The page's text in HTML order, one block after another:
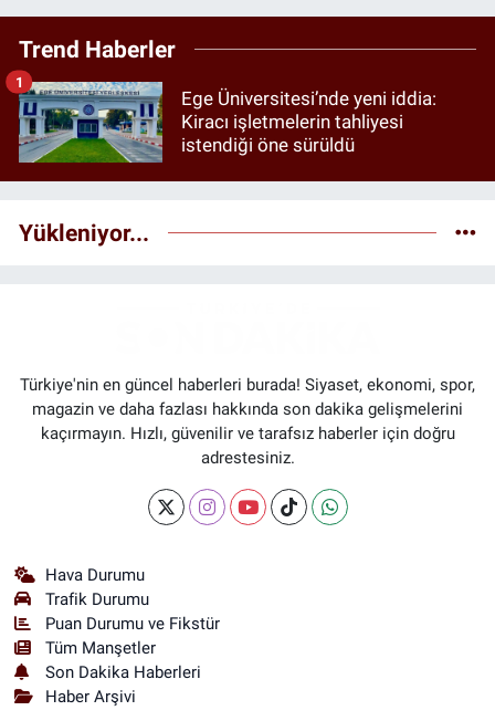
Trend Haberler
Ege Üniversitesi’nde yeni iddia:
Kiracı işletmelerin tahliyesi
istendiği öne sürüldü
1
Yükleniyor...
Türkiye'nin en güncel haberleri burada! Siyaset, ekonomi, spor,
magazin ve daha fazlası hakkında son dakika gelişmelerini
kaçırmayın. Hızlı, güvenilir ve tarafsız haberler için doğru
adrestesiniz.
Hava Durumu
Trafik Durumu
Puan Durumu ve Fikstür
Tüm Manşetler
Son Dakika Haberleri
Haber Arşivi